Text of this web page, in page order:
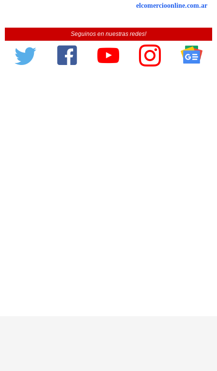
elcomercioonline.com.ar
Seguinos en nuestras redes!